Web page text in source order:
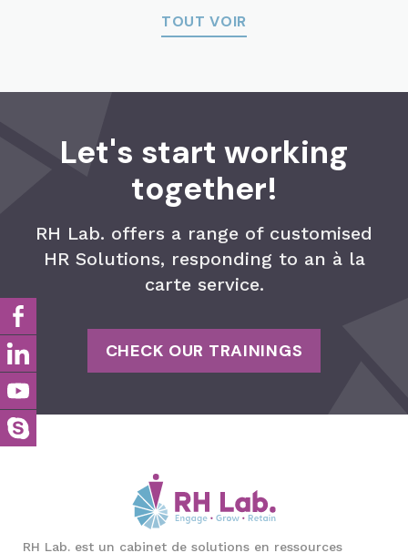
Let's start working
together!
RH Lab. offers a range of customised
HR Solutions, responding to an à la
carte service.
CHECK OUR TRAININGS
RH Lab. est un cabinet de solutions en ressources
humaines, présent sur le territoire luxembourgeois,